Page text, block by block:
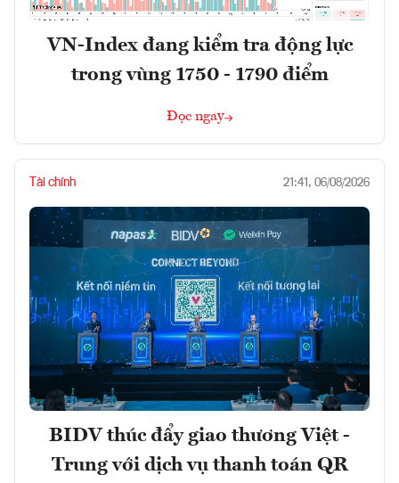
VN-Index đang kiểm tra động lực
trong vùng 1750 - 1790 điểm
Đọc ngay
Tài chính 21:41, 06/08/2026
BIDV thúc đẩy giao thương Việt -
Trung với dịch vụ thanh toán QR